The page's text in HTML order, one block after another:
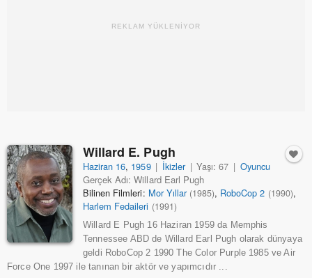
REKLAM YÜKLENİYOR
Willard E. Pugh
Haziran 16, 1959 | İkizler | Yaşı: 67 | Oyuncu
Gerçek Adı: Willard Earl Pugh
Bilinen Filmleri: Mor Yıllar (1985), RoboCop 2 (1990),
Harlem Fedaileri (1991)
Willard E Pugh 16 Haziran 1959 da Memphis
Tennessee ABD de Willard Earl Pugh olarak dünyaya
geldi RoboCop 2 1990 The Color Purple 1985 ve Air
Force One 1997 ile tanınan bir aktör ve yapımcıdır ...